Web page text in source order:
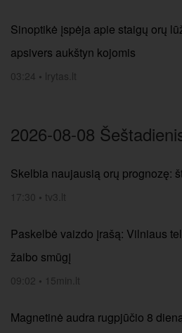
Sinoptikė įspėja apie staigų orų
apsivers aukštyn kojomis
03:24 • lrytas.lt
2026-08-08
Skelbia naujausią orų prognozę:
17:30 • tv3.lt
Paskelbė vaizdo įrašą: Vilniaus
žaibo smūgį
09:02 • 15min.lt
Magnetinė audra rugpjūčio 8